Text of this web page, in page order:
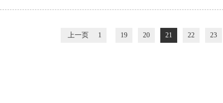
上一页 1 19 20 21 22 23